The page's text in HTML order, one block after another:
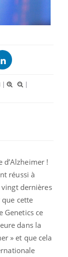
|
|
!
réussi à
vingt dernières
que cette
Genetics ce
dans la
» et que cela